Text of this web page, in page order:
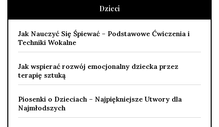
Dzieci
Jak Nauczyć Się Śpiewać – Podstawowe Ćwiczenia i
Techniki Wokalne
Jak wspierać rozwój emocjonalny dziecka przez
terapię sztuką
Piosenki o Dzieciach – Najpiękniejsze Utwory dla
Najmłodszych